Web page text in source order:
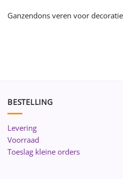
Ganzendons veren voor
BESTELLING
Levering
Voorraad
Toeslag kleine orders